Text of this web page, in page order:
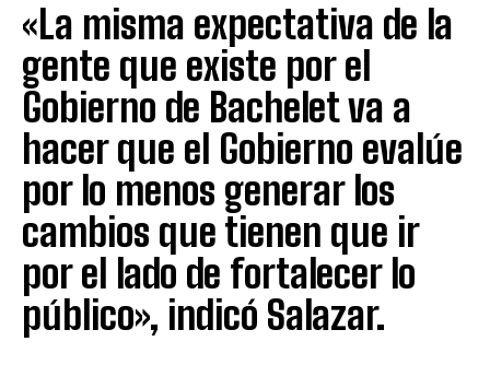
«La misma expectativa de la
gente que existe por el
Gobierno de Bachelet va a
hacer que el Gobierno evalúe
por lo menos generar los
cambios que tienen que ir
por el lado de fortalecer lo
público», indicó Salazar.